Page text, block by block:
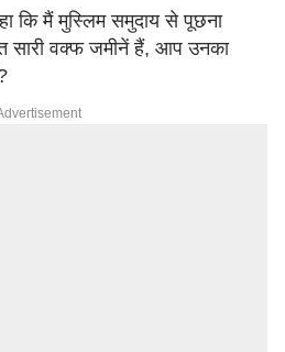
कि मैं मुस्लिम समुदाय से पूछना
सारी वक्फ जमीनें हैं, आप उनका